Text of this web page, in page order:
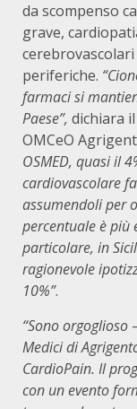
da scompenso
grave,
periferiche.
farmaci si
Paese”, dichiara
OMCeO
OSMED, quasi il
cardiovascolare
assumendoli per
percentuale è più
particolare, in
ragionevole
10%”.
“Sono orgoglioso
Medici di
CardioPain. Il
con un evento